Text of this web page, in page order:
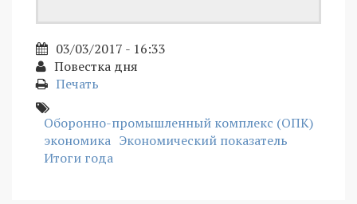
03/03/2017 - 16:33
Повестка дня
Печать
Оборонно-промышленный комплекс (ОПК)
экономика Экономический показатель
Итоги года